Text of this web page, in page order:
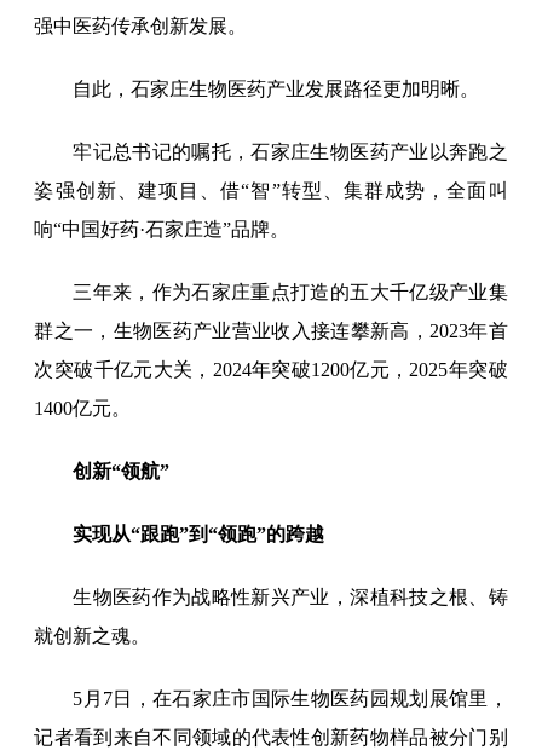
强中医药传承创新发展。
自此，石家庄生物医药产业发展路径更加明晰。
牢记总书记的嘱托，石家庄生物医药产业以奔跑之
姿强创新、建项目、借“智”转型、集群成势，全面叫
响“中国好药·石家庄造”品牌。
三年来，作为石家庄重点打造的五大千亿级产业集
群之一，生物医药产业营业收入接连攀新高，2023年首
次突破千亿元大关，2024年突破1200亿元，2025年突破
1400亿元。
创新“领航”
实现从“跟跑”到“领跑”的跨越
生物医药作为战略性新兴产业，深植科技之根、铸
就创新之魂。
5月7日，在石家庄市国际生物医药园规划展馆里，
记者看到来自不同领域的代表性创新药物样品被分门别